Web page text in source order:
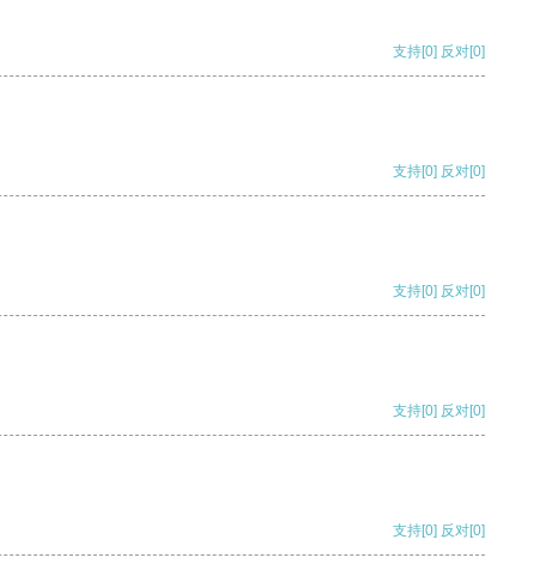
支持[0] 反对[0]
支持[0] 反对[0]
支持[0] 反对[0]
支持[0] 反对[0]
支持[0] 反对[0]